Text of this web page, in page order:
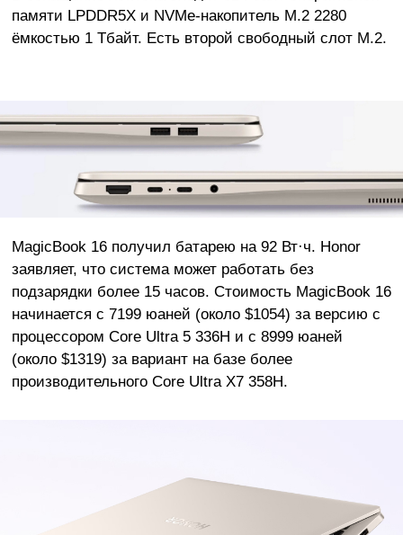
памяти LPDDR5X и NVMe-накопитель M.2 2280
ёмкостью 1 Тбайт. Есть второй свободный слот M.2.
MagicBook 16 получил батарею на 92 Вт·ч. Honor
заявляет, что система может работать без
подзарядки более 15 часов. Стоимость MagicBook 16
начинается с 7199 юаней (около $1054) за версию с
процессором Core Ultra 5 336H и с 8999 юаней
(около $1319) за вариант на базе более
производительного Core Ultra X7 358H.